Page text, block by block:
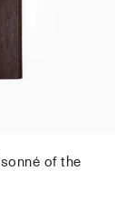
of the